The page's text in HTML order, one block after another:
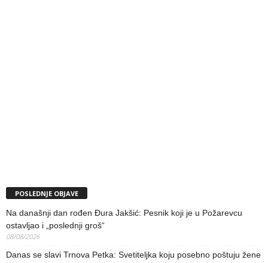
POSLEDNJE OBJAVE
Na današnji dan rođen Đura Jakšić: Pesnik koji je u Požarevcu
ostavljao i „poslednji groš“
08/08/2026
Danas se slavi Trnova Petka: Svetiteljka koju posebno poštuju žene